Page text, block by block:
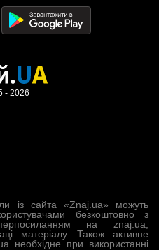
із сайта «Znaj.ua» можуть
безкоштовно з
на znaj.ua,
матеріалу. Також активне
необхідне при використанні
- 2026